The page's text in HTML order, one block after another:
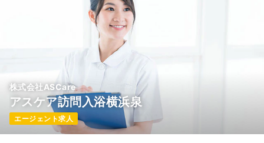
株式会社ASCare
アスケア訪問入浴横浜泉
エージェント求人